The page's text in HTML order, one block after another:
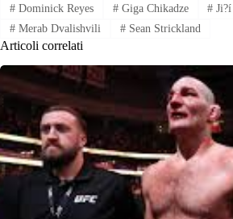
#Dominick Reyes #Giga Chikadze #
#Merab Dvalishvili #Sean Strickland
Articoli correlati